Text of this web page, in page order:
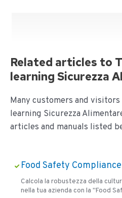
Related articles to
learning Sicurezza
Many customers and
learning Sicurezza
articles and manuals listed
Food Safety
Calcola la robustezza della
nella tua azienda con la "Food